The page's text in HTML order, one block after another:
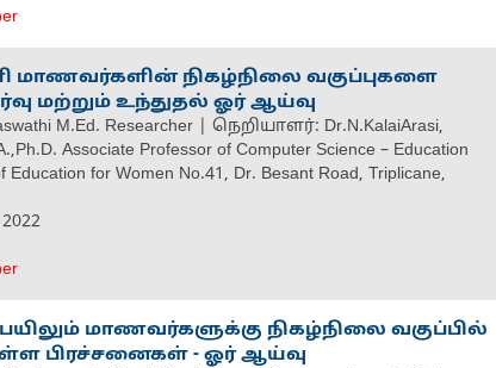
மாணவர்களின் நிகழ்நிலை வகுப்புகளை
மற்றும் உந்துதல் ஓர் ஆய்வு
M.Ed. Researcher | நெறியாளர்: Dr.N.KalaiArasi,
Associate Professor of Computer Science – Education
Education for Women No.41, Dr. Besant Road, Triplicane,
மாணவர்களுக்கு நிகழ்நிலை வகுப்பில்
பிரச்சனைகள் - ஓர் ஆய்வு